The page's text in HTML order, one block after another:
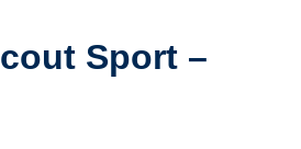
Sport –